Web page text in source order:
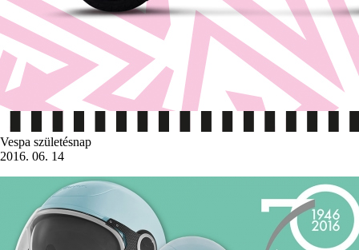
Vespa születésnap
2016. 06. 14